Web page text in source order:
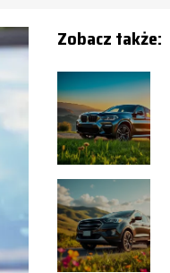
Zobacz także: